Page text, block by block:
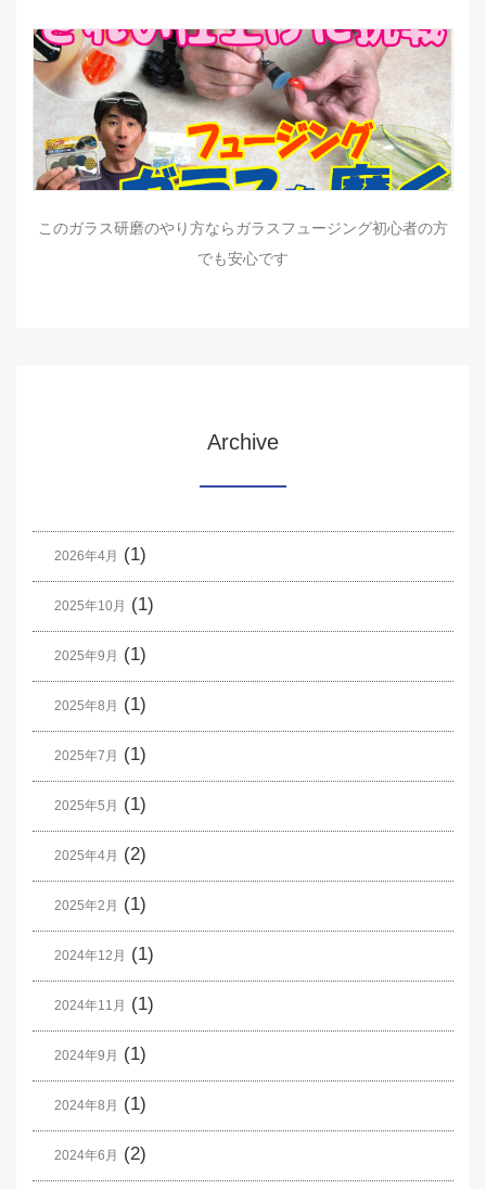
このガラス研磨のやり方ならガラスフュージング初心者の方
でも安心です
Archive
2026年4月 (1)
2025年10月 (1)
2025年9月 (1)
2025年8月 (1)
2025年7月 (1)
2025年5月 (1)
2025年4月 (2)
2025年2月 (1)
2024年12月 (1)
2024年11月 (1)
2024年9月 (1)
2024年8月 (1)
2024年6月 (2)